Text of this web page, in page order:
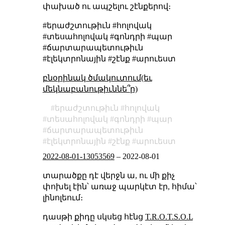
փախած ու ապշելու շէնքերով։
#երաժշտութիւն #հոլովակ
#տեսահոլովակ #գոնդրի #պար
#ճարտարապետութիւն
#էլեկտրոնային #շէնք #արուեստ
բնօրինակ ծմակուտում(եւ
մեկնաբանութիւննե՞ր)
երաժշտութիւն
հոլովակ
տեսահոլովակ
գոնդրի
պար
ճարտարապետութիւն
էլեկտրոնային
շէնք
արուեստ
2022-08-01-13053569– 2022-08-01
տարածքը դէ վերջն ա, ու մի քիչ
փոխել էին՝ առաջ պարկէտ էր, հիմա՝
լինոլեում։
դասթի քիդը սկսեց հէնց T.R.O.T.S.O.L